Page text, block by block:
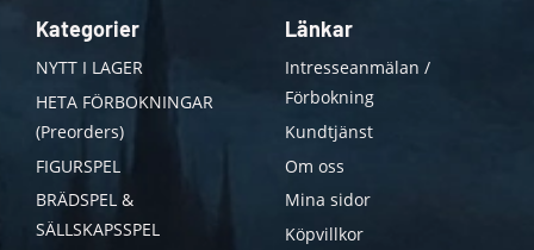
Kategorier
NYTT I LAGER
HETA FÖRBOKNINGAR
(Preorders)
FIGURSPEL
BRÄDSPEL &
SÄLLSKAPSSPEL
Länkar
Intresseanmälan /
Förbokning
Kundtjänst
Om oss
Mina sidor
Köpvillkor